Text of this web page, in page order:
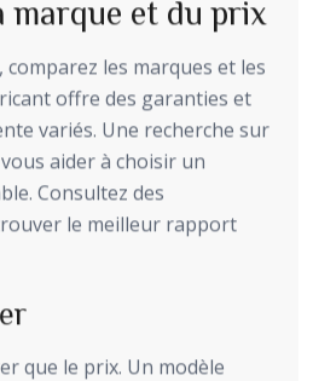
marque et du prix
les marques et les
offre des garanties et
variés. Une recherche sur
aider à choisir un
Consultez des
le meilleur rapport
que le prix. Un modèle